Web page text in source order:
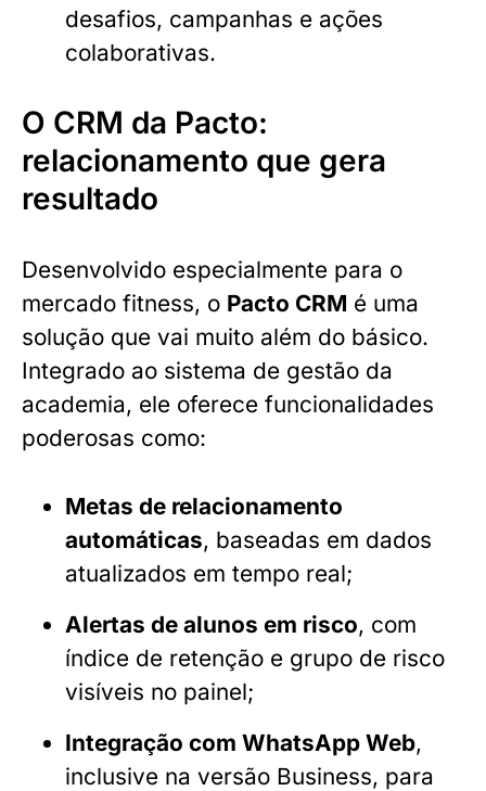
desafios, campanhas e ações
colaborativas.
O CRM da Pacto:
relacionamento que gera
resultado
Desenvolvido especialmente para o
mercado fitness, o Pacto CRM é uma
solução que vai muito além do básico.
Integrado ao sistema de gestão da
academia, ele oferece funcionalidades
poderosas como:
Metas de relacionamento
automáticas, baseadas em dados
atualizados em tempo real;
Alertas de alunos em risco, com
índice de retenção e grupo de risco
visíveis no painel;
Integração com WhatsApp Web,
inclusive na versão Business, para